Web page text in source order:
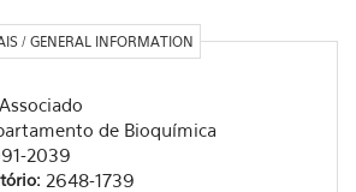
/ GENERAL INFORMATION
de Bioquímica
2039
2648-1739